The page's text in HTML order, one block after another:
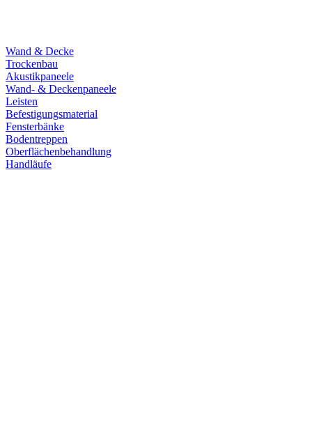
Wand & Decke
Trockenbau
Akustikpaneele
Wand- & Deckenpaneele
Leisten
Befestigungsmaterial
Fensterbänke
Bodentreppen
Oberflächenbehandlung
Handläufe